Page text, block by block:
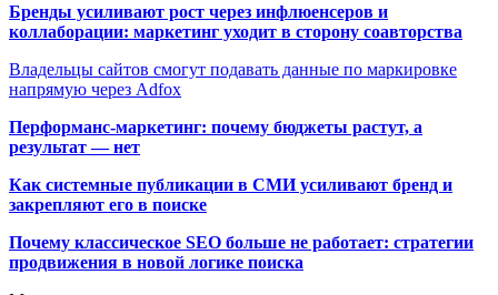
Бренды усиливают рост через инфлюенсеров и
коллаборации: маркетинг уходит в сторону соавторства
Владельцы сайтов смогут подавать данные по маркировке
напрямую через Adfox
Перформанс-маркетинг: почему бюджеты растут, а
результат — нет
Как системные публикации в СМИ усиливают бренд и
закрепляют его в поиске
Почему классическое SEO больше не работает: стратегии
продвижения в новой логике поиска